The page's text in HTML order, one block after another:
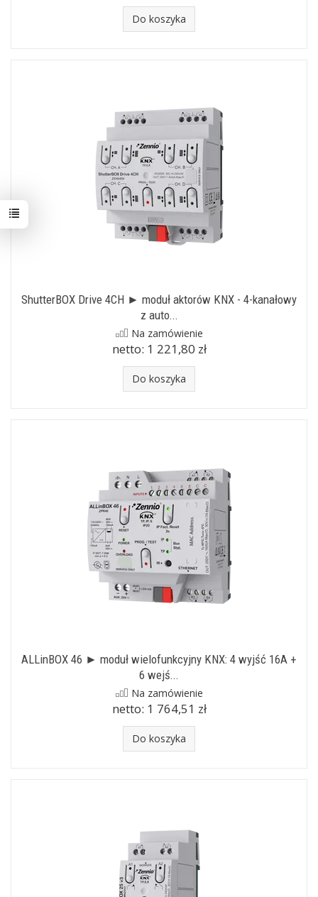
Do koszyka
ShutterBOX Drive 4CH ► moduł aktorów KNX - 4-kanałowy
z auto...
Na zamówienie
netto: 1 221,80 zł
Do koszyka
ALLinBOX 46 ► moduł wielofunkcyjny KNX: 4 wyjść 16A +
6 wejś...
Na zamówienie
netto: 1 764,51 zł
Do koszyka